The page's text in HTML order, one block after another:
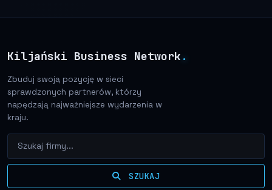
Kiljański Business Network .
Zbuduj swoją pozycję w sieci
sprawdzonych partnerów, którzy
napędzają najważniejsze wydarzenia w
kraju.
SZUKAJ